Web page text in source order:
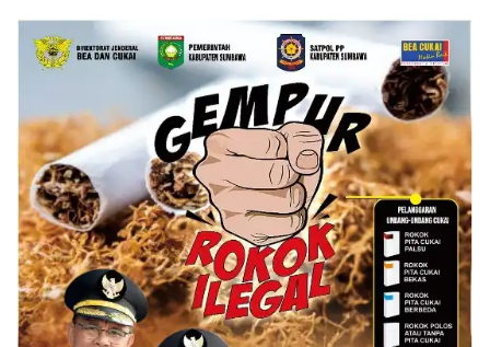
Perubahan Resmi
Diluncurkan